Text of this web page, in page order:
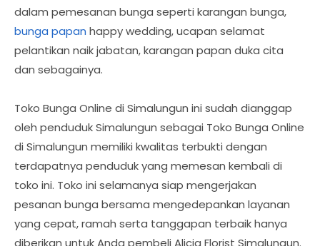
dalam pemesanan bunga seperti karangan bunga,
bunga papan happy wedding, ucapan selamat
pelantikan naik jabatan, karangan papan duka cita
dan sebagainya.
Toko Bunga Online di Simalungun ini sudah dianggap
oleh penduduk Simalungun sebagai Toko Bunga Online
di Simalungun memiliki kwalitas terbukti dengan
terdapatnya penduduk yang memesan kembali di
toko ini. Toko ini selamanya siap mengerjakan
pesanan bunga bersama mengedepankan layanan
yang cepat, ramah serta tanggapan terbaik hanya